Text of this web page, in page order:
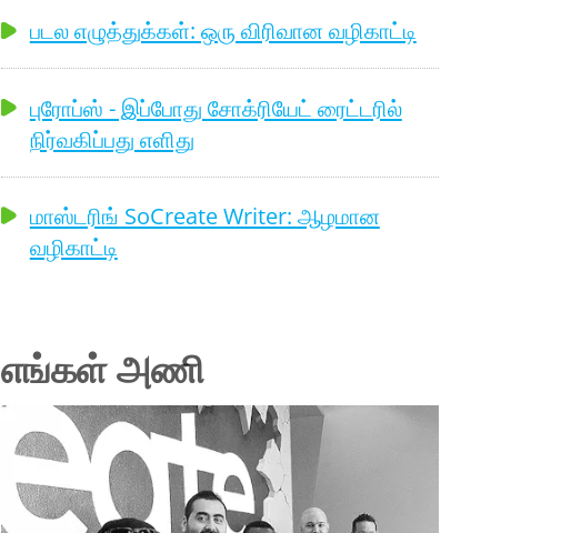
படல எழுத்துக்கள்: ஒரு விரிவான வழிகாட்டி
புரோப்ஸ் - இப்போது சோக்ரியேட் ரைட்டரில்
நிர்வகிப்பது எளிது
மாஸ்டரிங் SoCreate Writer: ஆழமான
வழிகாட்டி
எங்கள் அணி